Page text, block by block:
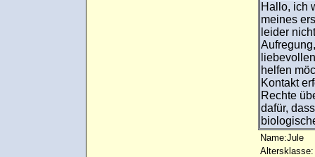
Hallo, ich
meines
leider
helfen
Kontakt
Rechte
dafür,
Name:Jule
Altersklasse: